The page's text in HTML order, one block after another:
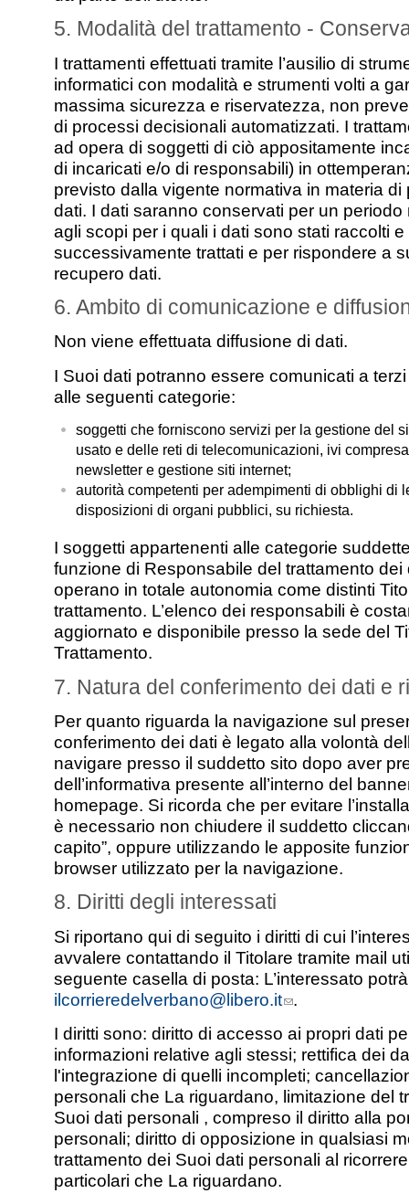
5. Modalità del trattamento -
I trattamenti effettuati tramite l’ausilio di
informatici con modalità e strumenti volti a
massima sicurezza e riservatezza, non
di processi decisionali automatizzati. I
ad opera di soggetti di ciò appositamente
di incaricati e/o di responsabili) in
previsto dalla vigente normativa in materia di
dati. I dati saranno conservati per un periodo
agli scopi per i quali i dati sono stati raccolti e
successivamente trattati e per rispondere a
recupero dati.
6. Ambito di comunicazione e
Non viene effettuata diffusione di dati.
I Suoi dati potranno essere comunicati a
alle seguenti categorie:
soggetti che forniscono servizi per la gestione del
usato e delle reti di telecomunicazioni, ivi
newsletter e gestione siti internet;
autorità competenti per adempimenti di obblighi di
disposizioni di organi pubblici, su richiesta.
I soggetti appartenenti alle categorie
funzione di Responsabile del trattamento dei
operano in totale autonomia come distinti
trattamento. L’elenco dei responsabili è
aggiornato e disponibile presso la sede del
Trattamento.
7. Natura del conferimento dei dati e
Per quanto riguarda la navigazione sul
conferimento dei dati è legato alla volontà
navigare presso il suddetto sito dopo aver
dell’informativa presente all’interno del
homepage. Si ricorda che per evitare
è necessario non chiudere il suddetto
capito”, oppure utilizzando le apposite
browser utilizzato per la navigazione.
8. Diritti degli interessati
Si riportano qui di seguito i diritti di cui
avvalere contattando il Titolare tramite mail
seguente casella di posta: L’interessato
ilcorrieredelverbano@libero.it
.
I diritti sono: diritto di accesso ai propri dati
informazioni relative agli stessi; rettifica dei
l'integrazione di quelli incompleti;
personali che La riguardano, limitazione del
Suoi dati personali , compreso il diritto alla
personali; diritto di opposizione in qualsiasi
trattamento dei Suoi dati personali al
particolari che La riguardano.